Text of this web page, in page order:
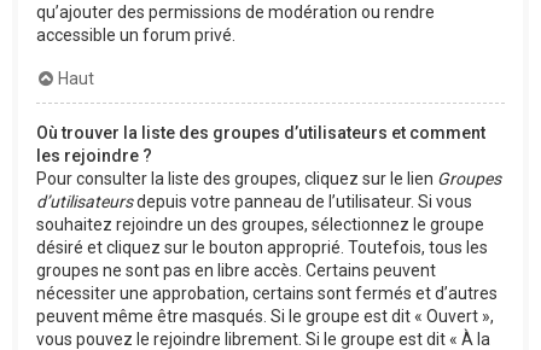
qu’ajouter des permissions de modération ou rendre
accessible un forum privé.
Haut
Où trouver la liste des groupes d’utilisateurs et comment
les rejoindre ?
Pour consulter la liste des groupes, cliquez sur le lien Groupes
d’utilisateursdepuis votre panneau de l’utilisateur. Si vous
souhaitez rejoindre un des groupes, sélectionnez le groupe
désiré et cliquez sur le bouton approprié. Toutefois, tous les
groupes ne sont pas en libre accès. Certains peuvent
nécessiter une approbation, certains sont fermés et d’autres
peuvent même être masqués. Si le groupe est dit « Ouvert »,
vous pouvez le rejoindre librement. Si le groupe est dit « À la